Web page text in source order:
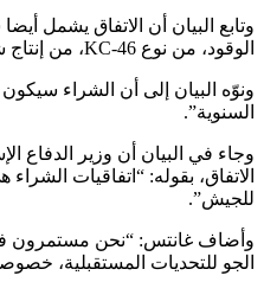
وتابع البيان أن الاتفاق يشمل
الوقود، من نوع KC-46، من إنتاج شركة بوينغ، بقيمة 1.1 مليار دولار.
ونوّه البيان إلى أن الشراء
السنوية”.
وجاء في البيان أن وزير الدفاع
الاتفاق، بقوله: “اتفاقيات
للجيش”.
وأضاف غانتس: “نحن مستمرون
الجو للتحديات المستقبلية،